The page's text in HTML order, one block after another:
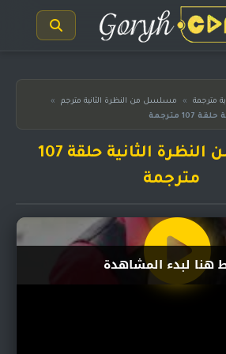
مترجمة » مسلسل من النظرة الثانية مترجم
»
مترجمة
مسلسل من النظرة الثانية حلقة 107
مترجمة
هنا لبدء المشاهدة